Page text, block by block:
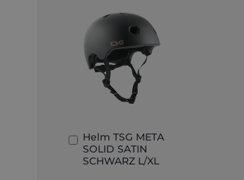
Helm TSG META
SOLID SATIN
SCHWARZ L/XL
In
den
Warenkorb